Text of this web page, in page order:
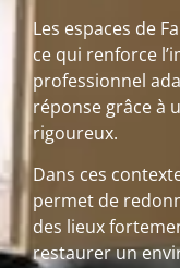
Les espaces de
ce qui renforce
professionnel
réponse grâce à
rigoureux.
Dans ces
permet de
des lieux
restaurer un